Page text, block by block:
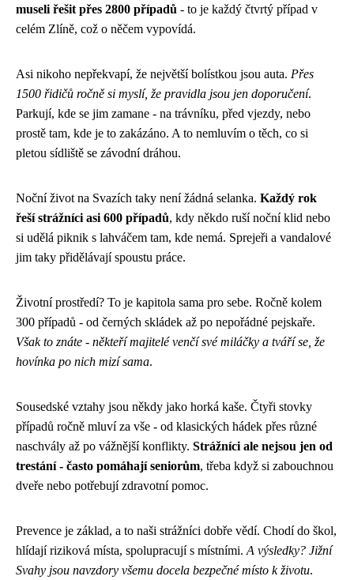
museli řešit přes 2800 případů - to je každý čtvrtý případ v
celém Zlíně, což o něčem vypovídá.
Asi nikoho nepřekvapí, že největší bolístkou jsou auta. Přes
1500 řidičů ročně si myslí, že pravidla jsou jen doporučení.
Parkují, kde se jim zamane - na trávníku, před vjezdy, nebo
prostě tam, kde je to zakázáno. A to nemluvím o těch, co si
pletou sídliště se závodní dráhou.
Noční život na Svazích taky není žádná selanka. Každý rok
řeší strážníci asi 600 případů, kdy někdo ruší noční klid nebo
si udělá piknik s lahváčem tam, kde nemá. Sprejeři a vandalové
jim taky přidělávají spoustu práce.
Životní prostředí? To je kapitola sama pro sebe. Ročně kolem
300 případů - od černých skládek až po nepořádné pejskaře.
Však to znáte - někteří majitelé venčí své miláčky a tváří se, že
hovínka po nich mizí sama.
Sousedské vztahy jsou někdy jako horká kaše. Čtyři stovky
případů ročně mluví za vše - od klasických hádek přes různé
naschvály až po vážnější konflikty. Strážníci ale nejsou jen od
trestání - často pomáhají seniorům, třeba když si zabouchnou
dveře nebo potřebují zdravotní pomoc.
Prevence je základ, a to naši strážníci dobře vědí. Chodí do škol,
hlídají riziková místa, spolupracují s místními. A výsledky? Jižní
Svahy jsou navzdory všemu docela bezpečné místo k životu.